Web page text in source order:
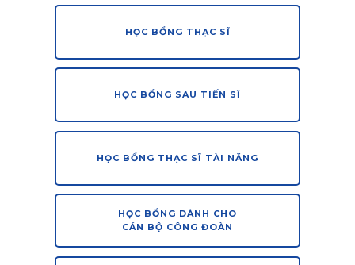
HỌC BỔNG THẠC SĨ
HỌC BỔNG SAU TIẾN SĨ
HỌC BỔNG THẠC SĨ TÀI NĂNG
HỌC BỔNG DÀNH CHO
CÁN BỘ CÔNG ĐOÀN